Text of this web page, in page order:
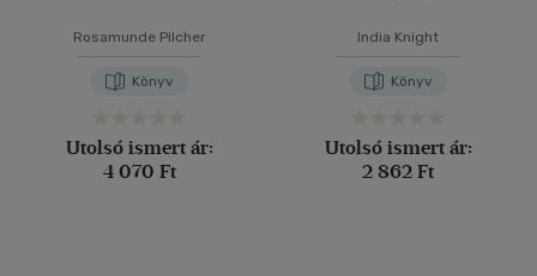
Rosamunde Pilcher
Könyv
Utolsó ismert ár:
4 070 Ft
India Knight
Könyv
Utolsó ismert ár:
2 862 Ft